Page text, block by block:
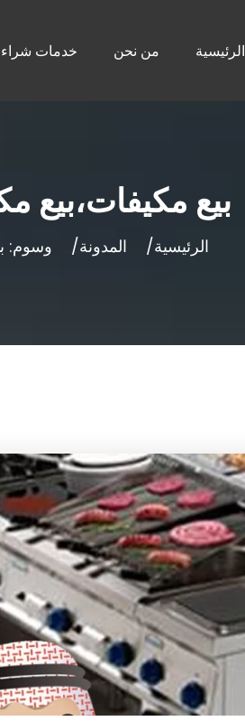
الرئيسية من نحن خدمات شراء
بيع مكيفات،بيع
الرئيسية المدونة وسوم: